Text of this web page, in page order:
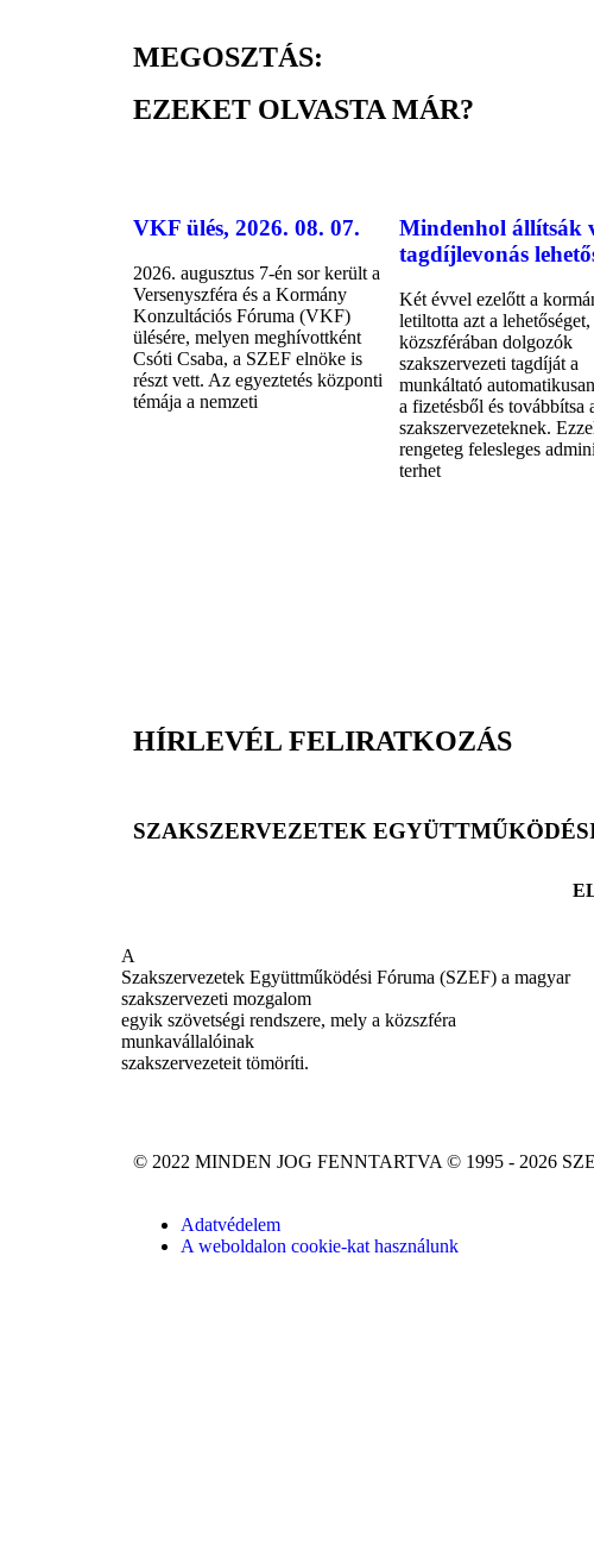
MEGOSZTÁS:
EZEKET OLVASTA MÁR?
VKF ülés, 2026. 08. 07.
2026. augusztus 7-én sor került a
Versenyszféra és a Kormány
Konzultációs Fóruma (VKF)
ülésére, melyen meghívottként
Csóti Csaba, a SZEF elnöke is
részt vett. Az egyeztetés központi
témája a nemzeti
Mindenhol állítsák
tagdíjlevonás
Két évvel ezelőtt a
letiltotta azt a
közszférában dolgozók
szakszervezeti tagdíját a
munkáltató
a fizetésből és továbbítsa
szakszervezeteknek.
rengeteg felesleges
terhet
HÍRLEVÉL FELIRATKOZÁS
SZAKSZERVEZETEK
A
Szakszervezetek Együttműködési Fóruma (SZEF) a magyar
szakszervezeti mozgalom
egyik szövetségi rendszere, mely a közszféra
munkavállalóinak
szakszervezeteit tömöríti.
© 2022 MINDEN JOG FENNTARTVA © 1995 - 2026
Adatvédelem
A weboldalon cookie-kat használunk